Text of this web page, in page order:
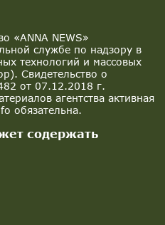
«ANNA NEWS»
службе по надзору в
технологий и массовых
Свидетельство о
от 07.12.2018 г.
агентства активная
обязательна.
содержать